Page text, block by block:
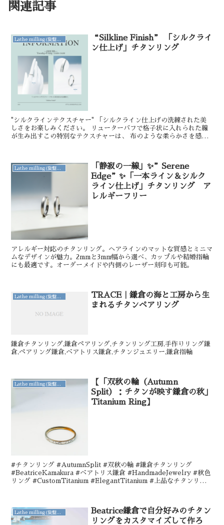
関連記事
Lathe milling(旋盤削り出し)
“Silkline Finish” 「シルクライ
ン仕上げ」チタンリング
"シルクラインテクスチャー" 「シルクライン仕上げの洗練された美
しさをお楽しみください。 リューターバフで格子状に入れられた線
が生み出すこの特別なテクスチャーは、 布のような柔らかさを感じ
Lathe milling(旋盤削り出し)
「静寂の一線」✨”Serene
Edge”✨「一本ライン＆シルク
ライン仕上げ」チタンリング ア
レルギーフリー
アレルギー対応のチタンリング。ヘアラインのマットな質感とミニマ
ムなデザインが魅力。2mmと3mm幅から選べ、カップルや結婚指輪
にも最適です。オーダーメイドや内側のレーザー刻印も可能。
Lathe milling(旋盤削り出し)
TRACE｜鎌倉の海と工房から生
まれるチタンペアリング
鎌倉チタンリング,鎌倉ペアリング,チタンリング工房,手作りリング鎌
倉,ペアリング鎌倉,ベアトリス鎌倉,チタンジュエリー,鎌倉指輪
Lathe milling(旋盤削り出し)
【「双秋の輪（Autumn
Split）：チタンが映す鎌倉の秋」
Titanium Ring】
#チタンリング #AutumnSplit #双秋の輪 #鎌倉チタンリング
#BeatriceKamakura #ベアトリス鎌倉 #HandmadeJewelry #秋色
リング #CustomTitanium #ElegantTitanium #上品なチタンリング
Lathe milling(旋盤削り出し)
Beatrice鎌倉で自分好みのチタン
リングをカスタマイズして作ろ